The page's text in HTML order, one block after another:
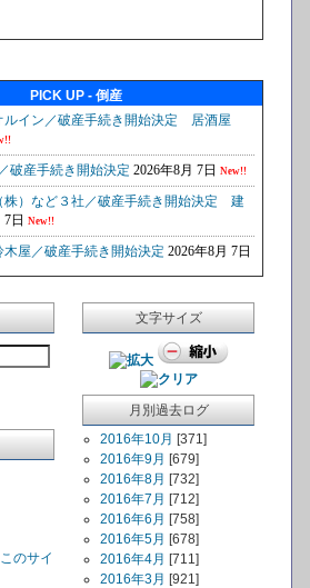
PICK UP - 倒産
このサイ
文字サイズ
月別過去ログ
2016年10月 [371]
2016年9月 [679]
2016年8月 [732]
2016年7月 [712]
2016年6月 [758]
2016年5月 [678]
2016年4月 [711]
2016年3月 [921]